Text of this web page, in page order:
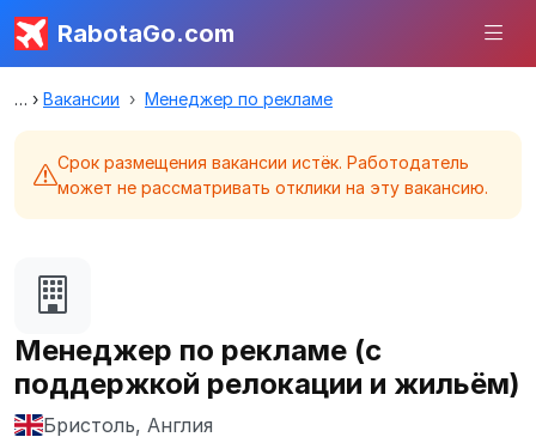
RabotaGo.com
Вакансии Менеджер по рекламе
Срок размещения вакансии истёк. Работодатель
может не рассматривать отклики на эту вакансию.
Менеджер по рекламе (с
поддержкой релокации и жильём)
Бристоль, Англия